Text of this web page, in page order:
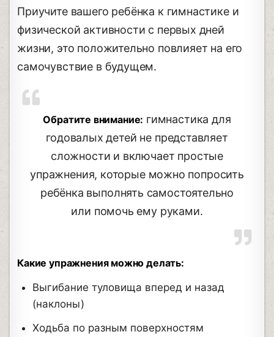
Приучите вашего ребёнка к гимнастике и
физической активности с первых дней
жизни, это положительно повлияет на его
самочувствие в будущем.
Обратите внимание: гимнастика для
годовалых детей не представляет
сложности и включает простые
упражнения, которые можно попросить
ребёнка выполнять самостоятельно
или помочь ему руками.
Какие упражнения можно делать:
Выгибание туловища вперед и назад
(наклоны)
Ходьба по разным поверхностям